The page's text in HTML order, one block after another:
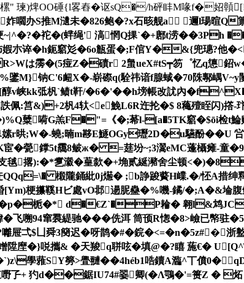
瑓)焷ОO硾{l畧舂�讴sQ�/h砰盽M喙f�妱贑
办S推M瀢未�826鲍�?x石晐舰a 邇l瑒暄Q
~|^�?�袉�(蝆绳' 滈惘Q捰`�+鄌 t涝��3Ph
朩谇�h鈪竆彣�6o甔蛋�;F倌Y�&{兜璤?他�<
は霶�(5痖Z�磧r 2蛗ueX#tS┯笏゜忆q憄鉊w�
鐆M}钠C'6衄X�-崭磜q(駩祎谙f腺蜮�70陎鄟
[醇v峡kk弤杋`鲼t靬/�6�'��h塝帳改訧內
&)+2杋4轪<e鮸L6R迕抡�$ 8蘒殪眰闪)撘-
糵嗬G羔F�"=《�;莃l-[a�5TK竆�$ōi
;W�-蟯;暔m夦E鱁OGy瓑2D�u驠酚� �U 吢
甇鐣5t靄8鲏ж� =莛坋~;3瀥eMC蓬欇瘫-童
毧撂):�*乽瀫�葟歀�+埆贰綖瀦舍尘顿
樧隴銿紕0j燪� ;b諍踆藖H嶫.�/怌A措绅釋棺
梗攥鞵Hビ處vO邶逿 胒蠱�%嘰-鐍/
栀�* d�€Z`�P耣� 翱l&鸩JC
飞嗍94窜裠緹驰���侁洱 筒顸R愡�8>嶮已幤驻
弌$凵舜3簢迟�呀鹊�#�鋎�<=�n�5z#�浙
�}哾攜& �天羧q聠呟�填@�?瞦 葹€�
學蕥SY簩>舋翴��4héb1哠鑟A瀶^丅僨
孒+ 犳d��鋸IU74#翣卿(�Λ鶚�'=篑Z � 炻